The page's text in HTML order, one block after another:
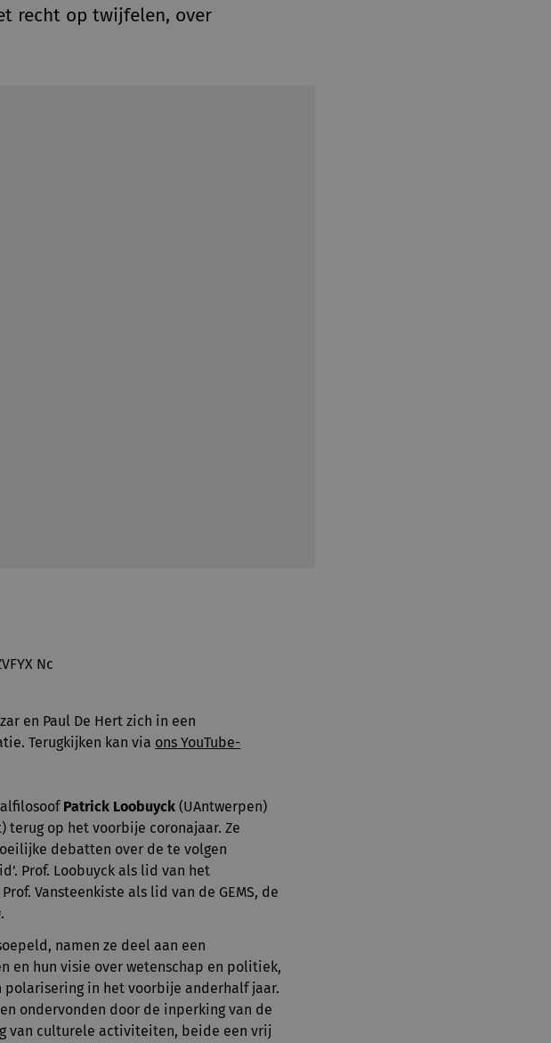
recht op twijfelen, over
en Paul De Hert zich in een
Terugkijken kan via ons YouTube-
Patrick Loobuyck (UAntwerpen)
terug op het voorbije coronajaar. Ze
debatten over de te volgen
Prof. Loobuyck als lid van het
Vansteenkiste als lid van de GEMS, de
namen ze deel aan een
en hun visie over wetenschap en politiek,
in het voorbije anderhalf jaar.
ondervonden door de inperking van de
van culturele activiteiten, beide een vrij